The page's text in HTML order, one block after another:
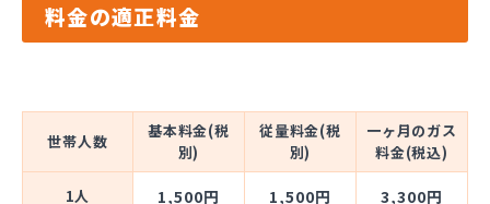
料金の適正料金
世帯人数
基本料金(税
別)
従量料金(税
別)
一ヶ月のガス
料金(税込)
1人 1,500円 1,500円 3,300円